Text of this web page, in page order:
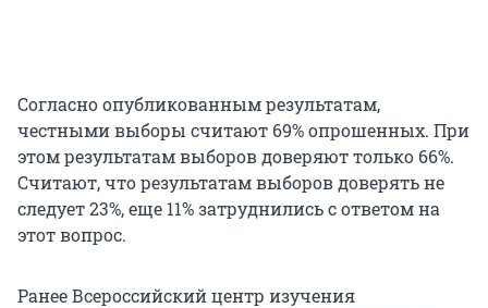
Согласно опубликованным результатам,
честными выборы считают 69% опрошенных. При
этом результатам выборов доверяют только 66%.
Считают, что результатам выборов доверять не
следует 23%, еще 11% затруднились с ответом на
этот вопрос.
Ранее Всероссийский центр изучения